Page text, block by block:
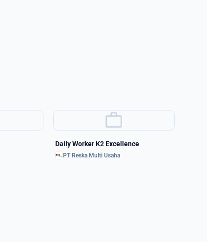
work
Daily Worker K2 Excellence
PT Reska Multi Usaha